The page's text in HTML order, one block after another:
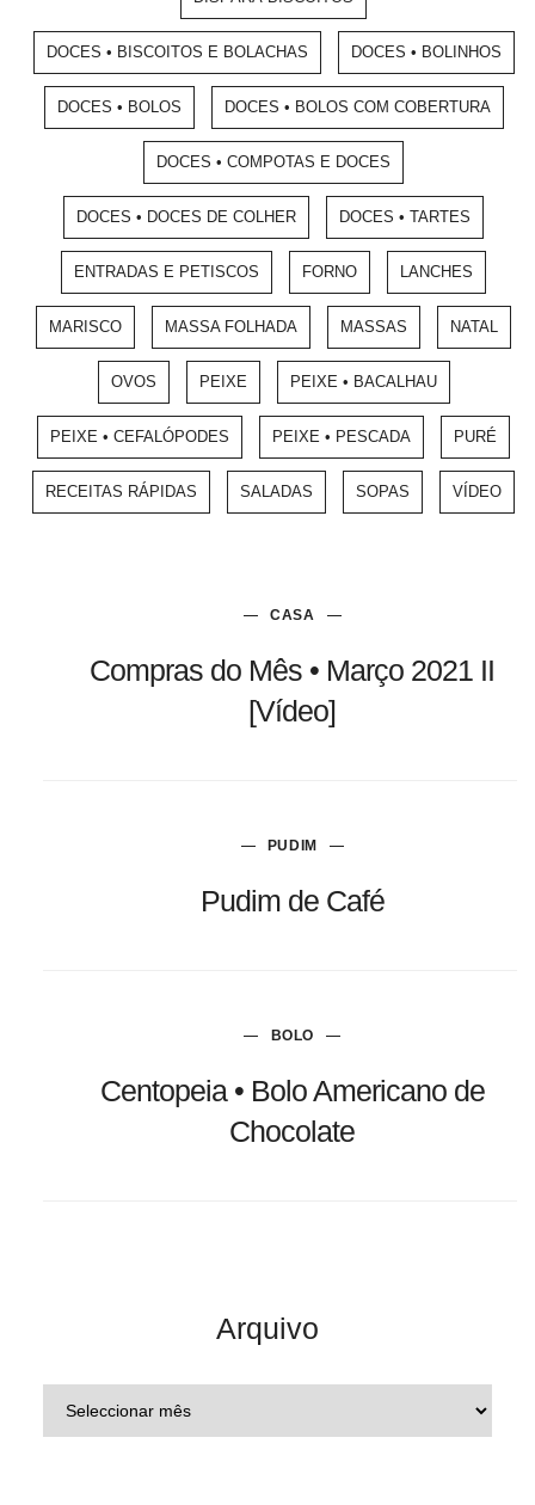
DOCES • BISCOITOS E BOLACHAS DOCES • BOLINHOS
DOCES • BOLOS DOCES • BOLOS COM COBERTURA
DOCES • COMPOTAS E DOCES
DOCES • DOCES DE COLHER DOCES • TARTES
ENTRADAS E PETISCOS FORNO LANCHES
MARISCO MASSA FOLHADA MASSAS NATAL
OVOS PEIXE PEIXE • BACALHAU
PEIXE • CEFALÓPODES PEIXE • PESCADA PURÉ
RECEITAS RÁPIDAS SALADAS SOPAS VÍDEO
CASA
Compras do Mês • Março 2021 II
[Vídeo]
PUDIM
Pudim de Café
BOLO
Centopeia • Bolo Americano de
Chocolate
Arquivo